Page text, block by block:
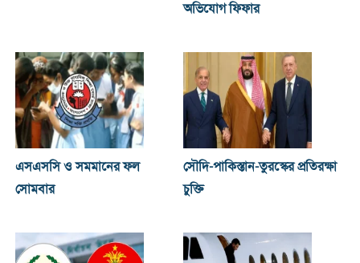
অভিযোগ ফিফার
এসএসসি ও সমমানের ফল
সোমবার
সৌদি-পাকিস্তান-তুরস্কের প্রতিরক্ষা
চুক্তি